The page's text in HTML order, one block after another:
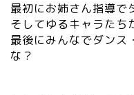
最初にお姉さん指導で
そしてゆるキャラたち
最後にみんなでダンス
な？